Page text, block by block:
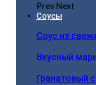
PrevNext
Соусы
Соус из
Вкусный
Гранатовый